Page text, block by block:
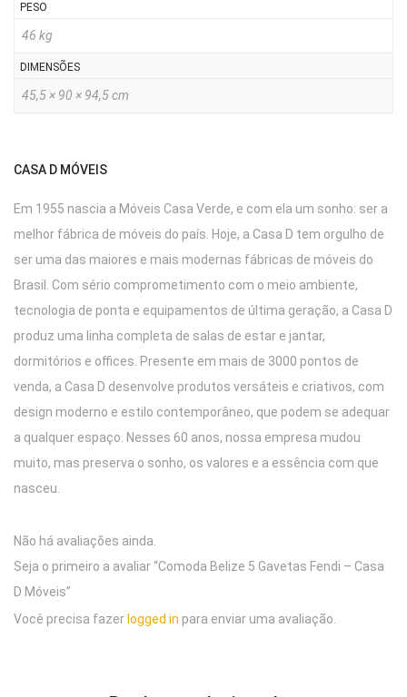
PESO
46 kg
DIMENSÕES
45,5 × 90 × 94,5 cm
CASA D MÓVEIS
Em 1955 nascia a Móveis Casa Verde, e com ela um sonho: ser a
melhor fábrica de móveis do país. Hoje, a Casa D tem orgulho de
ser uma das maiores e mais modernas fábricas de móveis do
Brasil. Com sério comprometimento com o meio ambiente,
tecnologia de ponta e equipamentos de última geração, a Casa D
produz uma linha completa de salas de estar e jantar,
dormitórios e offices. Presente em mais de 3000 pontos de
venda, a Casa D desenvolve produtos versáteis e criativos, com
design moderno e estilo contemporâneo, que podem se adequar
a qualquer espaço. Nesses 60 anos, nossa empresa mudou
muito, mas preserva o sonho, os valores e a essência com que
nasceu.
Não há avaliações ainda.
Seja o primeiro a avaliar “Comoda Belize 5 Gavetas Fendi – Casa
D Móveis”
Você precisa fazer logged in para enviar uma avaliação.